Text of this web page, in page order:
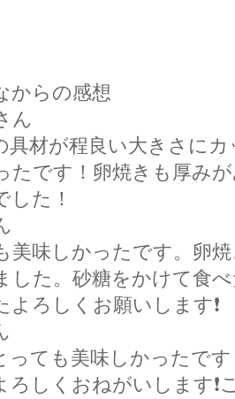
からの感想
ん
具材が程良い大きさに
たです！卵焼きも厚み
した！
美味しかったです。卵
した。砂糖をかけて食
よろしくお願いします❗
っても美味しかったで
ろしくおねがいします❗